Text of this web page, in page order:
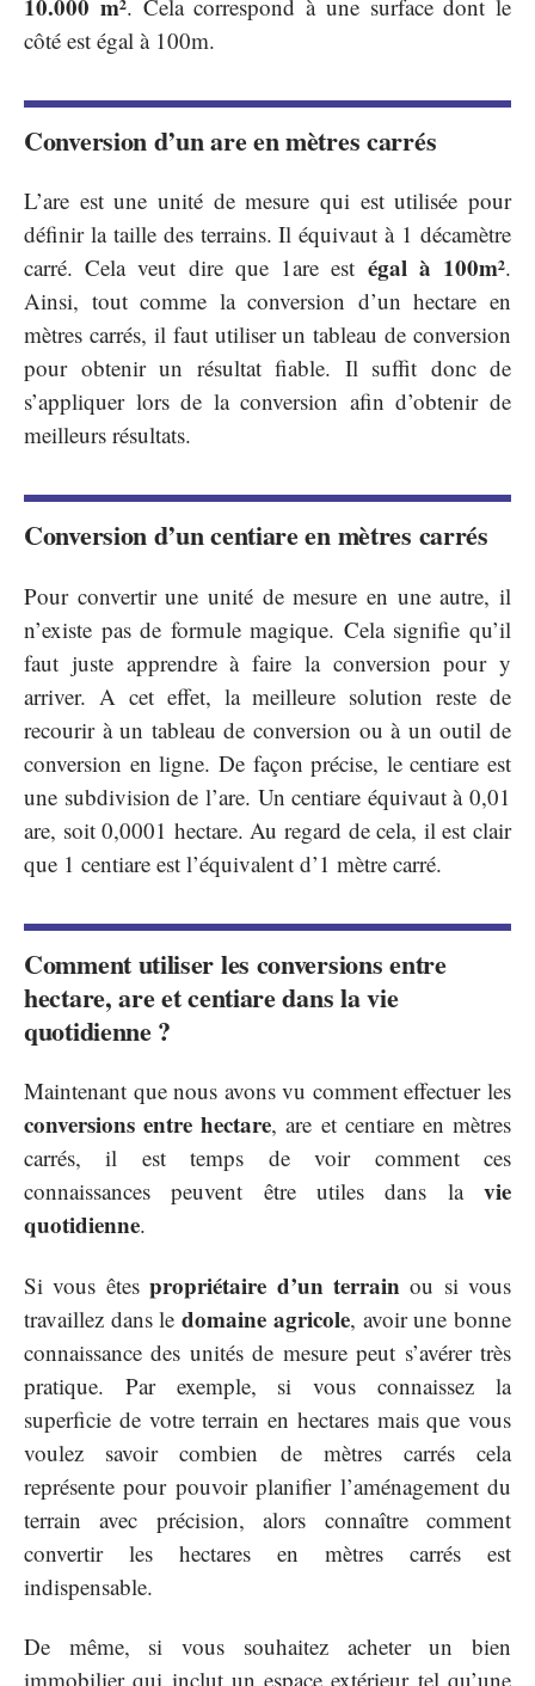
10.000 m². Cela correspond à une surface dont le
côté est égal à 100m.
Conversion d’un are en mètres carrés
L’are est une unité de mesure qui est utilisée pour
définir la taille des terrains. Il équivaut à 1 décamètre
carré. Cela veut dire que 1are est égal à 100m².
Ainsi, tout comme la conversion d’un hectare en
mètres carrés, il faut utiliser un tableau de conversion
pour obtenir un résultat fiable. Il suffit donc de
s’appliquer lors de la conversion afin d’obtenir de
meilleurs résultats.
Conversion d’un centiare en mètres carrés
Pour convertir une unité de mesure en une autre, il
n’existe pas de formule magique. Cela signifie qu’il
faut juste apprendre à faire la conversion pour y
arriver. A cet effet, la meilleure solution reste de
recourir à un tableau de conversion ou à un outil de
conversion en ligne. De façon précise, le centiare est
une subdivision de l’are. Un centiare équivaut à 0,01
are, soit 0,0001 hectare. Au regard de cela, il est clair
que 1 centiare est l’équivalent d’1 mètre carré.
Comment utiliser les conversions entre
hectare, are et centiare dans la vie
quotidienne ?
Maintenant que nous avons vu comment effectuer les
conversions entre hectare, are et centiare en mètres
carrés, il est temps de voir comment ces
connaissances peuvent être utiles dans la vie
quotidienne.
Si vous êtespropriétaire d’un terrain ou si vous
travaillez dans ledomaine agricole, avoir une bonne
connaissance des unités de mesure peut s’avérer très
pratique. Par exemple, si vous connaissez la
superficie de votre terrain en hectares mais que vous
voulez savoir combien de mètres carrés cela
représente pour pouvoir planifier l’aménagement du
terrain avec précision, alors connaître comment
convertir les hectares en mètres carrés est
indispensable.
De même, si vous souhaitez acheter un bien
immobilier qui inclut un espace extérieur tel qu’une